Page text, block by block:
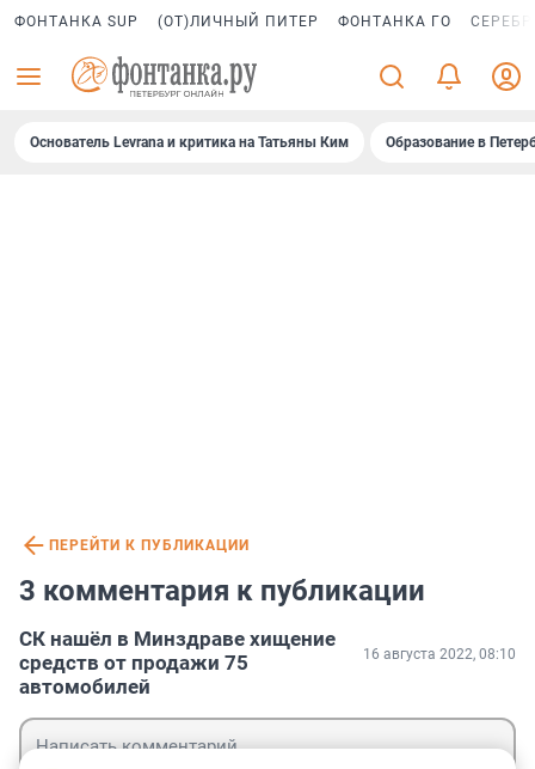
ФОНТАНКА SUP (ОТ)ЛИЧНЫЙ ПИТЕР ФОНТАНКА ГО
Основатель Levrana и критика на Татьяны Ким Образование в
ПЕРЕЙТИ К ПУБЛИКАЦИИ
3 комментария к публикации
СК нашёл в Минздраве хищение
средств от продажи 75
автомобилей
16 августа 2022, 08:10